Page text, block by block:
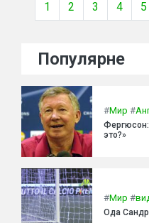
1 2 3 4 5
Популярне
#Мир #
Фергюсон:
это?»
#Мир #
Ода